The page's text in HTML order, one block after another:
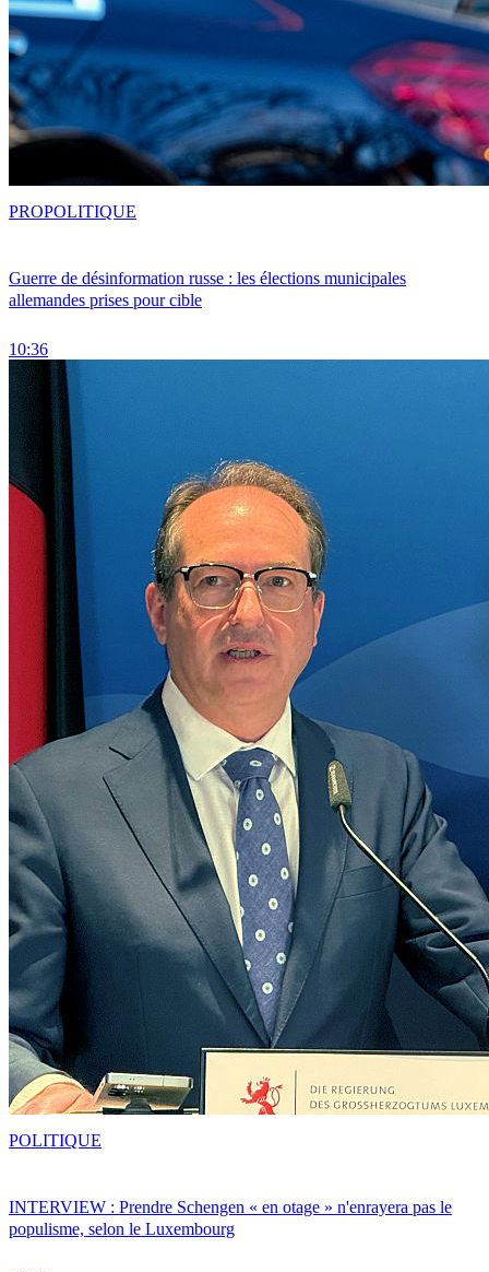
Guerre de désinformation russe : les élections municipales
allemandes prises pour cible
10:36
PROPOLITIQUE
INTERVIEW : Prendre Schengen « en otage » n'enrayera pas le
populisme, selon le Luxembourg
POLITIQUE